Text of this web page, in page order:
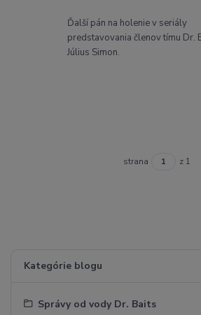
Kategórie blogu
Správy od vody Dr. Baits
Ďalší pán na holenie v seriály
predstavovania členov tímu Dr.
Július Simon.
strana z 1